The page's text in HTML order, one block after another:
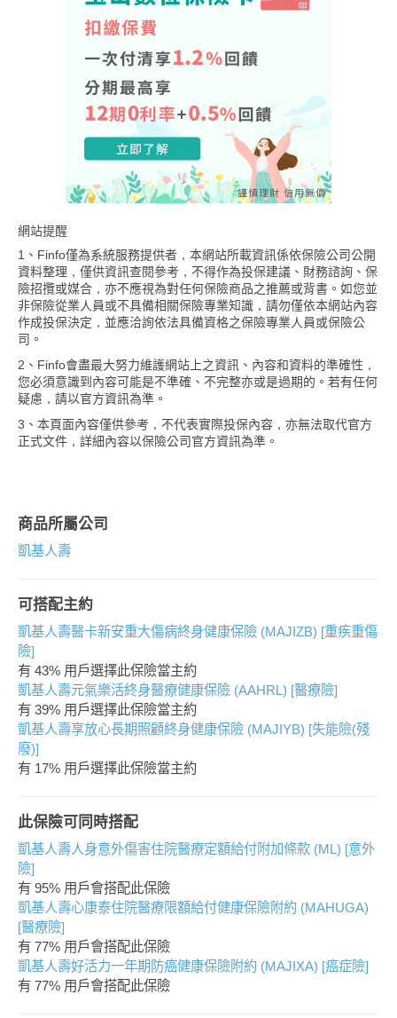
網站提醒
1、Finfo僅為系統服務提供者，本網站所載資訊係依保險公司公開
資料整理，僅供資訊查閱參考，不得作為投保建議、財務諮詢、保
險招攬或媒合，亦不應視為對任何保險商品之推薦或背書。如您並
非保險從業人員或不具備相關保險專業知識，請勿僅依本網站內容
作成投保決定，並應洽詢依法具備資格之保險專業人員或保險公
司。
2、Finfo會盡最大努力維護網站上之資訊、內容和資料的準確性，
您必須意識到內容可能是不準確、不完整亦或是過期的。若有任何
疑慮，請以官方資訊為準。
3、本頁面內容僅供參考，不代表實際投保內容，亦無法取代官方
正式文件，詳細內容以保險公司官方資訊為準。
商品所屬公司
凱基人壽
可搭配主約
凱基人壽醫卡新安重大傷病終身健康保險 (MAJIZB) [重疾重傷
險]
有 43% 用戶選擇此保險當主約
凱基人壽元氣樂活終身醫療健康保險 (AAHRL) [醫療險]
有 39% 用戶選擇此保險當主約
凱基人壽享放心長期照顧終身健康保險 (MAJIYB) [失能險(殘
廢)]
有 17% 用戶選擇此保險當主約
此保險可同時搭配
凱基人壽人身意外傷害住院醫療定額給付附加條款 (ML) [意外
險]
有 95% 用戶會搭配此保險
凱基人壽心康泰住院醫療限額給付健康保險附約 (MAHUGA)
[醫療險]
有 77% 用戶會搭配此保險
凱基人壽好活力一年期防癌健康保險附約 (MAJIXA) [癌症險]
有 77% 用戶會搭配此保險